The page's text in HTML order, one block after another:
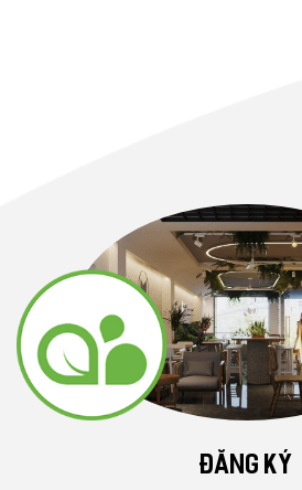
ĐĂNG KÝ